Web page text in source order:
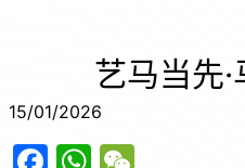
艺马当先
15/01/2026